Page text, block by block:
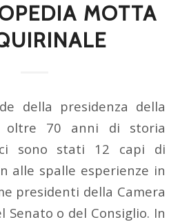
MOTTA
della presidenza della
oltre 70 anni di storia
ci sono stati 12 capi di
alle spalle esperienze in
presidenti della Camera
Senato o del Consiglio. In